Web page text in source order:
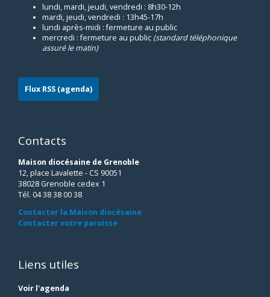
lundi, mardi, jeudi, vendredi : 8h30-12h
mardi, jeudi, vendredi : 13h45-17h
lundi après-midi : fermeture au public
mercredi : fermeture au public (standard téléphonique
assuré le matin)
Flux RSS (agenda)
Contacts
Maison diocésaine de Grenoble
12, place Lavalette - CS 90051
38028 Grenoble cedex 1
Tél. 04 38 38 00 38
Contacter la Maison diocésaine
Contacter votre paroisse
Liens utiles
Voir l'agenda